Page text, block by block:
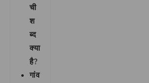
ची
श
ब्द
क्या
है?
गांव